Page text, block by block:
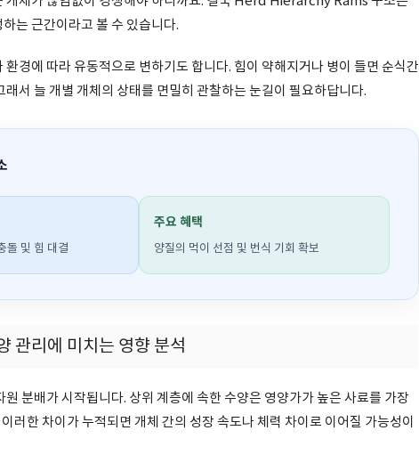
는 근간이라고 볼 수 있습니다.
환경에 따라 유동적으로 변하기도 합니다. 힘이 약해지거나 병이 들면 순식간
래서 늘 개별 개체의 상태를 면밀히 관찰하는 눈길이 필요하답니다.
돌 및 힘 대결
주요 혜택
양질의 먹이 선점 및 번식 기회 확보
관리에 미치는 영향 분석
원 분배가 시작됩니다. 상위 계층에 속한 수양은 영양가가 높은 사료를 가장
러한 차이가 누적되면 개체 간의 성장 속도나 체력 차이로 이어질 가능성이